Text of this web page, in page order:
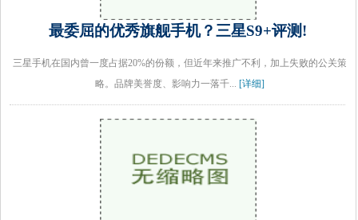
最委屈的优秀旗舰手机？三星S9+评测!
三星手机在国内曾一度占据20%的份额，但近年来推广不利，加上失败的公关策
略。品牌美誉度、影响力一落千... [详细]